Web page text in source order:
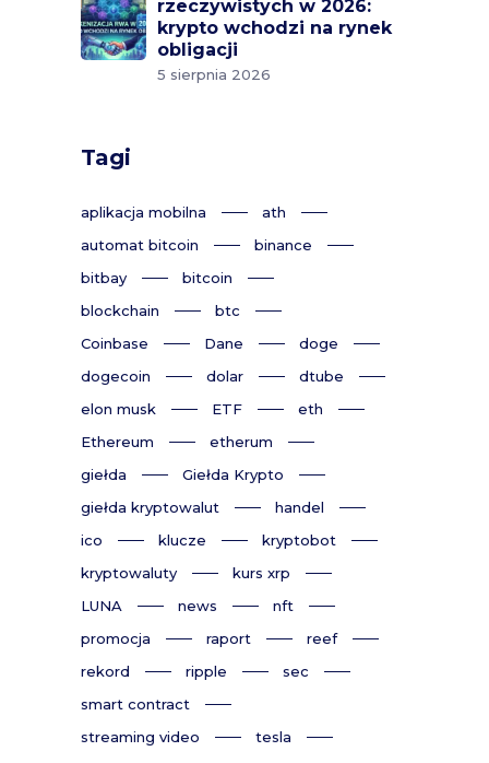
rzeczywistych w 2026:
krypto wchodzi na rynek
obligacji
5 sierpnia 2026
Tagi
aplikacja mobilna
ath
automat bitcoin
binance
bitbay
bitcoin
blockchain
btc
Coinbase
Dane
doge
dogecoin
dolar
dtube
elon musk
ETF
eth
Ethereum
etherum
giełda
Giełda Krypto
giełda kryptowalut
handel
ico
klucze
kryptobot
kryptowaluty
kurs xrp
LUNA
news
nft
promocja
raport
reef
rekord
ripple
sec
smart contract
streaming video
tesla